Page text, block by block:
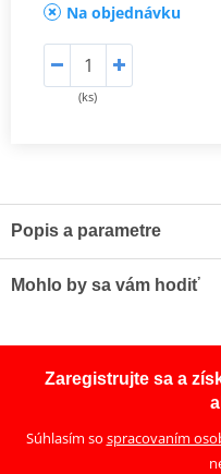
Na objednávku
(ks)
Popis a parametre
Mohlo by sa vám hodiť
Zaregistrujte sa a
Súhlasím so spracovaním